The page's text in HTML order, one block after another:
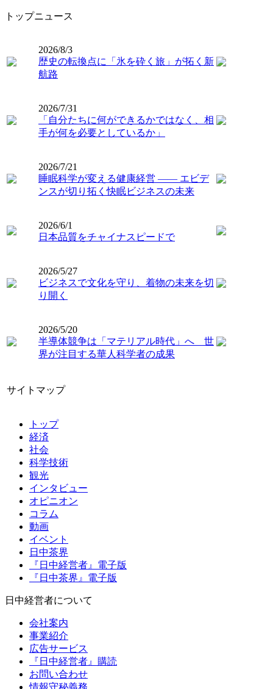
トップニュース
2026/8/3
歴史の転換点に「氷を砕く旅」が拓く新
航路
2026/7/31
「自分たちに何ができるかではなく、相
手が何を必要としているか」
2026/7/21
睡眠科学が変える健康経営 ―― エビデ
ンスが切り拓く快眠ビジネスの未来
2026/6/1
日本品質をチャイナスピードで
2026/5/27
ビジネスで文化を守り、着物の未来を切
り開く
2026/5/20
半導体競争は「マテリアル時代」へ 世
界が注目する華人科学者の成果
サイトマップ
トップ
経済
社会
科学技術
観光
インタビュー
オピニオン
コラム
動画
イベント
日中茶界
『日中経営者』電子版
『日中茶界』電子版
日中経営者について
会社案内
事業紹介
広告サービス
『日中経営者』購読
お問い合わせ
情報守秘義務